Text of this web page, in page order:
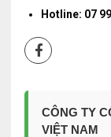
Hotline: 07
CÔNG TY
VIỆT NAM